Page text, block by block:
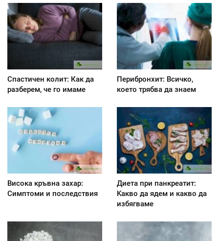
Спастичен колит: Как да
разберем, че го имаме
Перибронхит: Всичко,
което трябва да знаем
Висока кръвна захар:
Симптоми и последствия
Диета при панкреатит:
Kакво да ядем и какво да
избягваме